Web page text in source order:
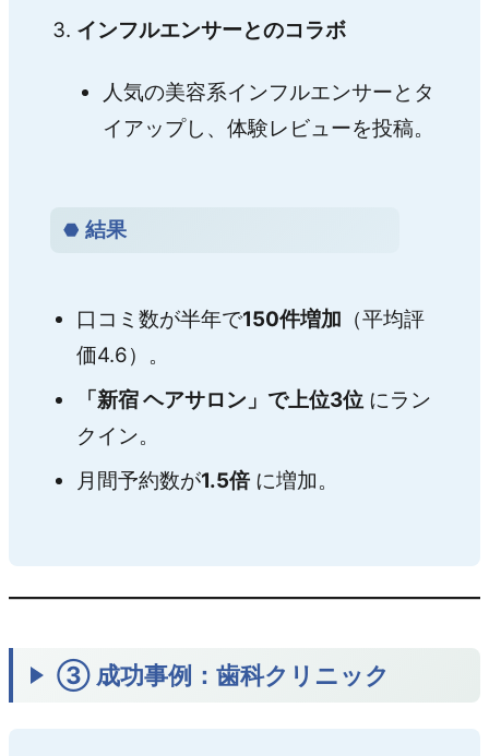
インフルエンサーとのコラボ
人気の美容系インフルエンサーとタ
イアップし、体験レビューを投稿。
結果
口コミ数が半年で150件増加 （平均評
価4.6）。
「新宿 ヘアサロン」で上位3位 にラン
クイン。
月間予約数が1.5倍 に増加。
③ 成功事例：歯科クリニック